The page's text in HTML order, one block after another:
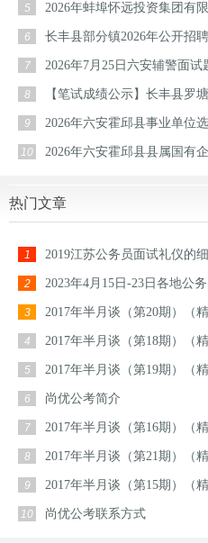
5 2026年蚌埠怀远投资集团有
6 长丰县部分镇2026年公开招
7 2026年7月25日六安辅警面试
8 【笔试成绩公示】长丰县罗
9 2026年六安霍邱县事业单位
10 2026年六安霍邱县县属国有
热门文章
1 2019江苏公务员面试礼仪的
2 2023年4月15日-23日各地公
3 2017年半月谈（第20期）（精
4 2017年半月谈（第18期）（精
5 2017年半月谈（第19期）（精
6 尚优公考简介
7 2017年半月谈（第16期）（精
8 2017年半月谈（第21期）（精
9 2017年半月谈（第15期）（精
10 尚优公考联系方式